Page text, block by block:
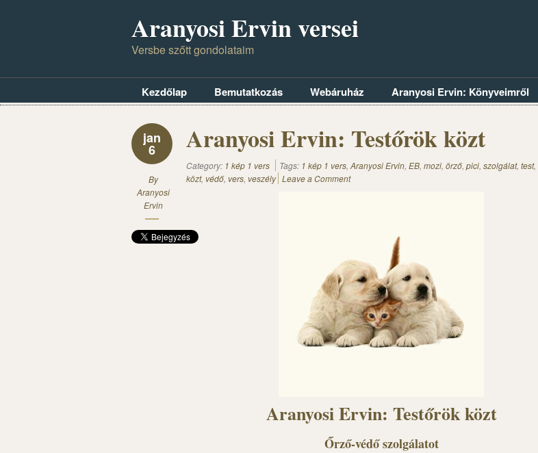
Aranyosi Ervin versei
Versbe szőtt gondolataim
Kezdőlap Bemutatkozás Webáruház Aranyosi Ervin: Könyveimről
jan
6
By
Aranyosi
Ervin
Aranyosi Ervin: Testőrök közt
Category: 1 kép 1 vers Tags: 1 kép 1 vers, Aranyosi Ervin, EB, mozi, örző, pici, szolgálat, test,
közt, védő, vers, veszély Leave a Comment
Aranyosi Ervin: Testőrök közt
Őrző-védő szolgálatot